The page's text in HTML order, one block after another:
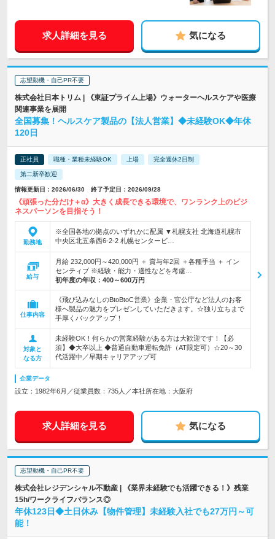
求人詳細を見る 気になる
志望動機・自己PR不要
株式会社日本トリム | 《東証プライム上場》ウォーターヘルスケアや医療
関連事業を展開
全国募集！ヘルスケア製品の【法人営業】◆未経験OK◆年休
120日
正社員 職種・業種未経験OK 上場 完全週休2日制
第二新卒歓迎
情報更新日：2026/06/30 終了予定日：2026/09/28
《頑張った分だけ＋α》大きく成長できる環境で、ワンランク上のビジ
ネスパーソンを目指そう！
勤務地
※全国各地の拠点のいずれかに配属 ▼札幌支社 北海道札幌市
中央区北五条西6-2-2 札幌センタービ…
給与
月給 232,000円～420,000円 ＋ 賞与年2回 ＋各種手当 ＋ イン
センティブ ※経験・能力・適性などを考慮…
初年度の年収： 400～600万円
仕事内容
《飛び込みなしのBtoBtoC営業》企業・官公庁など法人のお客
様へ製品の魅力をプレゼンしていただきます。☆独り立ちまで
手厚くバックアップ！
対象と
なる方
未経験OK！何らかの営業経験がある方は大歓迎です！【必
須】◆大卒以上 ◆普通自動車運転免許（AT限定可）☆20～30
代活躍中／早期キャリアアップ可
企業データ
設立：1982年6月／従業員数：735人／本社所在地：大阪府
求人詳細を見る 気になる
志望動機・自己PR不要
株式会社レジデンシャル不動産 | 《業界未経験でも活躍できる！》残業
15h/ワークライフバランス◎
年休123日◆土日休み【物件管理】未経験入社でも27万円～可
能！